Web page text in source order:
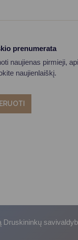
prenumerata
naujienas pirmieji,
naujienlaiškį.